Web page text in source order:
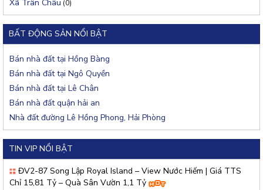
Xã Trân Châu (0)
BẤT ĐỘNG SẢN NỔI BẬT
Bán nhà đất tại Hồng Bàng
Bán nhà đất tại Ngô Quyền
Bán nhà đất tại Lê Chân
Bán nhà đất quận hải an
Nhà đất đường Lê Hồng Phong, Hải Phòng
TIN VIP NỔI BẬT
ĐV2-87 Song Lập Royal Island – View Nước Hiếm | Giá TTS
Chỉ 15,81 Tỷ – Quà Sân Vườn 1,1 Tỷ